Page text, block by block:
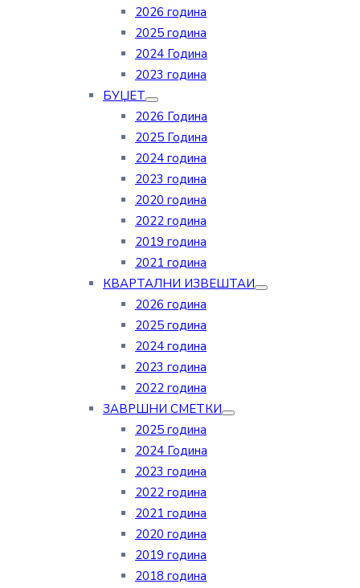
2026 година
2025 година
2024 Година
2023 година
БУЏЕТ
2026 Година
2025 Година
2024 година
2023 година
2020 година
2022 година
2019 година
2021 година
КВАРТАЛНИ ИЗВЕШТАИ
2026 година
2025 година
2024 година
2023 година
2022 година
ЗАВРШНИ СМЕТКИ
2025 година
2024 Година
2023 година
2022 година
2021 година
2020 година
2019 година
2018 година